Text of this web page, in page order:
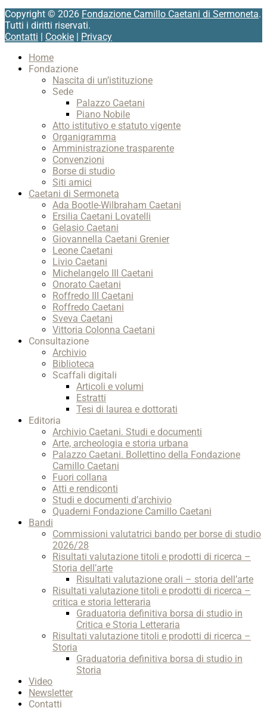
Copyright © 2026 Fondazione Camillo Caetani di Sermoneta.
Tutti i diritti riservati.
Contatti
Cookie
Privacy
Home
Fondazione
Nascita di un’istituzione
Sede
Palazzo Caetani
Piano Nobile
Atto istitutivo e statuto vigente
Organigramma
Amministrazione trasparente
Convenzioni
Borse di studio
Siti amici
Caetani di Sermoneta
Ada Bootle-Wilbraham Caetani
Ersilia Caetani Lovatelli
Gelasio Caetani
Giovannella Caetani Grenier
Leone Caetani
Livio Caetani
Michelangelo III Caetani
Onorato Caetani
Roffredo III Caetani
Roffredo Caetani
Sveva Caetani
Vittoria Colonna Caetani
Consultazione
Archivio
Biblioteca
Scaffali digitali
Articoli e volumi
Estratti
Tesi di laurea e dottorati
Editoria
Archivio Caetani. Studi e documenti
Arte, archeologia e storia urbana
Palazzo Caetani. Bollettino della Fondazione
Camillo Caetani
Fuori collana
Atti e rendiconti
Studi e documenti d’archivio
Quaderni Fondazione Camillo Caetani
Bandi
Commissioni valutatrici bando per borse di studio
2026/28
Risultati valutazione titoli e prodotti di ricerca –
Storia dell’arte
Risultati valutazione orali – storia dell’arte
Risultati valutazione titoli e prodotti di ricerca –
critica e storia letteraria
Graduatoria definitiva borsa di studio in
Critica e Storia Letteraria
Risultati valutazione titoli e prodotti di ricerca –
Storia
Graduatoria definitiva borsa di studio in
Storia
Video
Newsletter
Contatti